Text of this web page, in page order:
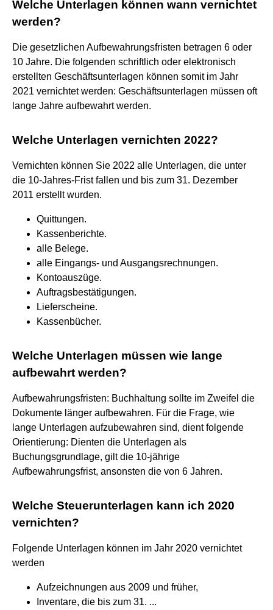
Welche Unterlagen können wann vernichtet
werden?
Die gesetzlichen Aufbewahrungsfristen betragen 6 oder
10 Jahre. Die folgenden schriftlich oder elektronisch
erstellten Geschäftsunterlagen können somit im Jahr
2021 vernichtet werden: Geschäftsunterlagen müssen oft
lange Jahre aufbewahrt werden.
Welche Unterlagen vernichten 2022?
Vernichten können Sie 2022 alle Unterlagen, die unter
die 10-Jahres-Frist fallen und bis zum 31. Dezember
2011 erstellt wurden.
Quittungen.
Kassenberichte.
alle Belege.
alle Eingangs- und Ausgangsrechnungen.
Kontoauszüge.
Auftragsbestätigungen.
Lieferscheine.
Kassenbücher.
Welche Unterlagen müssen wie lange
aufbewahrt werden?
Aufbewahrungsfristen: Buchhaltung sollte im Zweifel die
Dokumente länger aufbewahren. Für die Frage, wie
lange Unterlagen aufzubewahren sind, dient folgende
Orientierung: Dienten die Unterlagen als
Buchungsgrundlage, gilt die 10-jährige
Aufbewahrungsfrist, ansonsten die von 6 Jahren.
Welche Steuerunterlagen kann ich 2020
vernichten?
Folgende Unterlagen können im Jahr 2020 vernichtet
werden
Aufzeichnungen aus 2009 und früher,
Inventare, die bis zum 31. ...